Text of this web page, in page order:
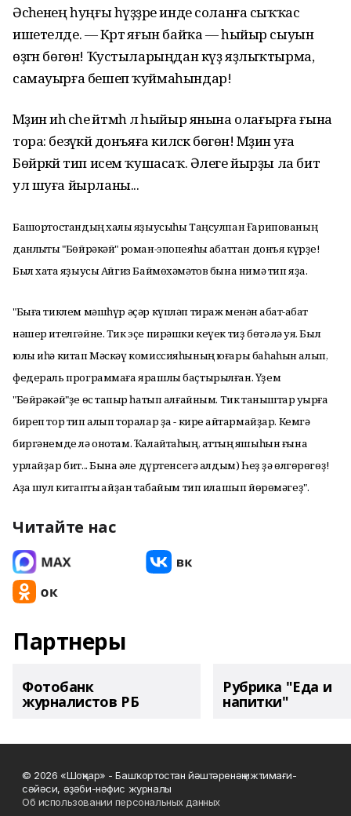
Әсәһенең һуңғы һүҙҙәре инде соланға сыҡҡас
ишетелде. — Кәртә яғын байҡа — һыйыр сыуын
өҙгән бөгөн! Ҡустыларыңдан күҙ яҙлыҡтырма,
самауырға бешеп ҡуймаһындар!
Мәҙинә иһә әсәһе әйтмәһә лә һыйыр янына олағырға ғына
тора: безәүкәй донъяға киләсәк бөгөн! Мәҙинә уға
Бөйрәкәй тип исем ҡушасаҡ. Әлеге йырҙы ла бит
ул шуға йырланы...
Башҡортостандың халыҡ яҙыусыһы Таңсулпан Ғарипованың
данлыҡты "Бөйрәкәй" роман-эпопеяһы ҡабаттан донъя күрҙе!
Был хаҡта яҙыусы Айгиз Баймөхәмәтов бына нимә тип яҙа.
"Быға тиклем мәшһүр әҫәр күпләп тираж менән ҡабат-ҡабат
нәшер ителгәйне. Тик эҫе пирәшки кеүек тиҙ бөтә лә ҡуя. Был
юлы иһә китап Мәскәү комиссияһының юғары баһаһын алып,
федераль программаға ярашлы баҫтырылған. Үҙем
"Бөйрәкәй"ҙе өс тапҡыр һатып алғайным. Тик таныштар уҡырға
биреп тор тип алып торалар ҙа - кире ҡайтармайҙар. Кемгә
биргәнемде лә онотам. Ҡалайтаһың, аттың яҡшыһын ғына
урлайҙар бит... Бына әле дүртенсегә алдым) Һеҙ ҙә өлгөрөгөҙ!
Аҙаҡ шул китапты ҡайҙан табайым тип илашып йөрөмәгеҙ".
Читайте нас
Партнеры
Фотобанк
журналистов РБ
Рубрика "Еда и
напитки"
© 2026 «Шоңҡар» - Башҡортостан йәштәренәң ижтимағи-
сәйәси, әҙәби-нәфис журналы
Об использовании персональных данных